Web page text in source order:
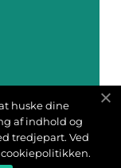
huske dine
af indhold og
tredjepart. Ved